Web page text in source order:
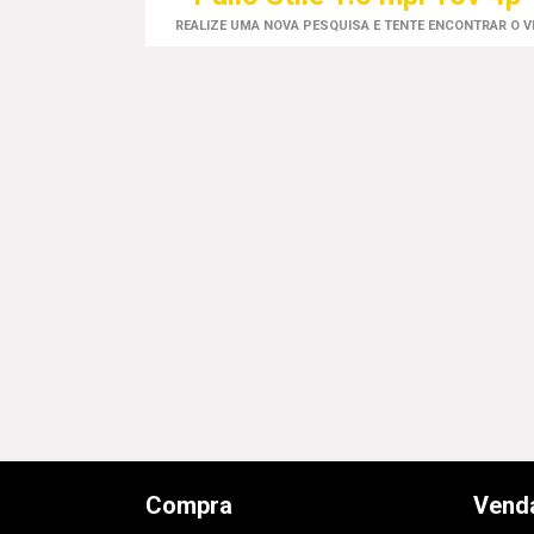
REALIZE UMA NOVA PESQUISA E TENTE ENCONTRAR O
Compra